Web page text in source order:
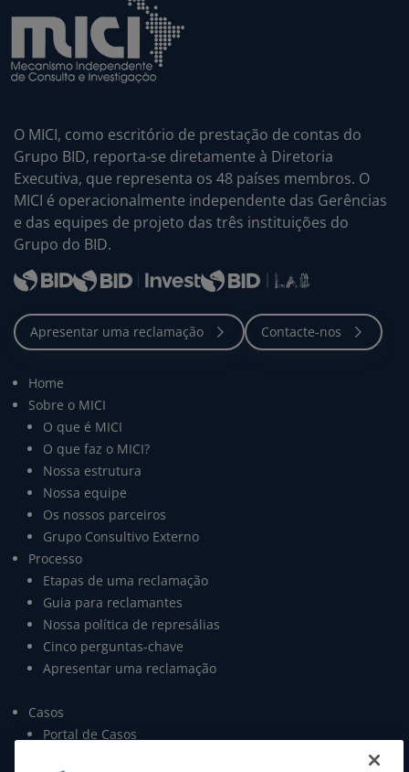
O MICI, como escritório de prestação de contas do
Grupo BID, reporta-se diretamente à Diretoria
Executiva, que representa os 48 países membros. O
MICI é operacionalmente independente das Gerências
e das equipes de projeto das três instituições do
Grupo do BID.
Home
Sobre o MICI
O que é MICI
O que faz o MICI?
Nossa estrutura
Nossa equipe
Os nossos parceiros
Grupo Consultivo Externo
Processo
Etapas de uma reclamação
Guia para reclamantes
Nossa política de represálias
Cinco perguntas-chave
Apresentar uma reclamação
Casos
Portal de Casos